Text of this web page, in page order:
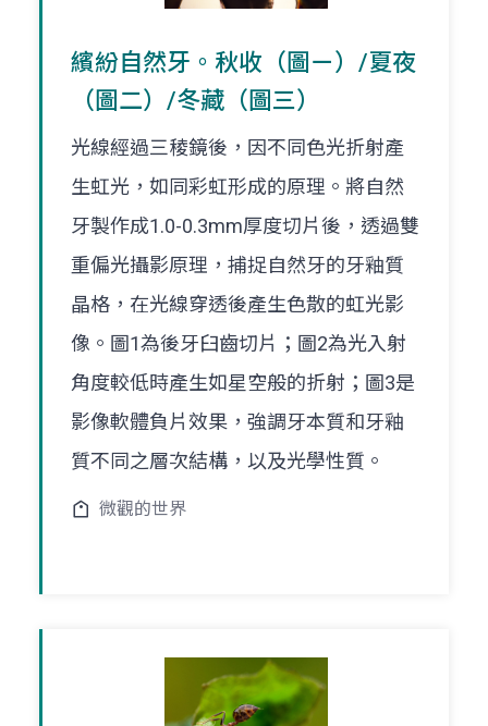
繽紛自然牙。秋收（圖ㄧ）/夏夜
（圖二）/冬藏（圖三）
光線經過三稜鏡後，因不同色光折射產
生虹光，如同彩虹形成的原理。將自然
牙製作成1.0-0.3mm厚度切片後，透過雙
重偏光攝影原理，捕捉自然牙的牙釉質
晶格，在光線穿透後產生色散的虹光影
像。圖1為後牙臼齒切片；圖2為光入射
角度較低時產生如星空般的折射；圖3是
影像軟體負片效果，強調牙本質和牙釉
質不同之層次結構，以及光學性質。
微觀的世界